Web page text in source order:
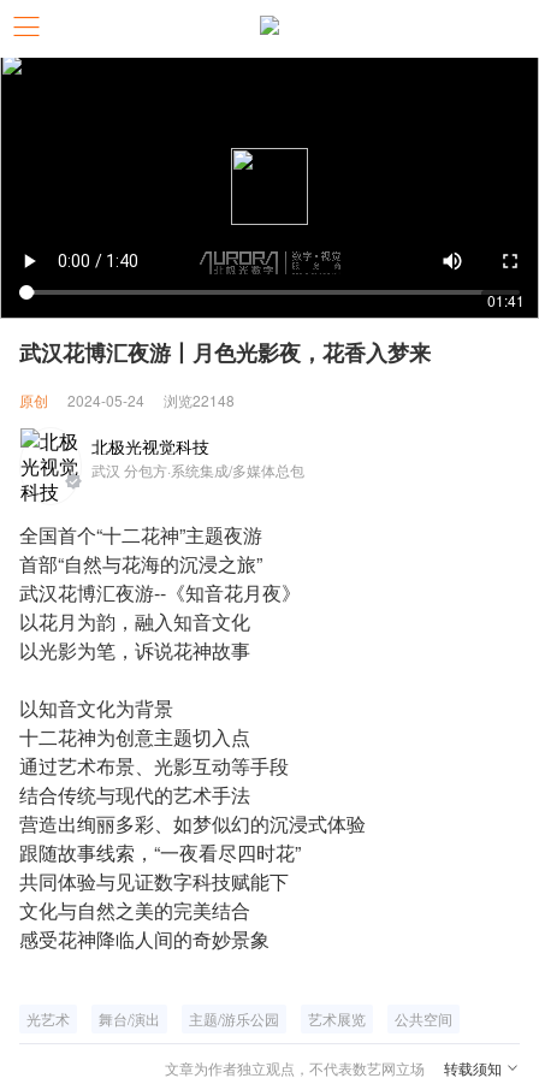
01:41
武汉花博汇夜游丨月色光影夜，花香入梦来
原创 2024-05-24 浏览22148
北极光视觉科技
武汉 分包方·系统集成/多媒体总包
全国首个“十二花神”主题夜游
首部“自然与花海的沉浸之旅”
武汉花博汇夜游--《知音花月夜》
以花月为韵，融入知音文化
以光影为笔，诉说花神故事
以知音文化为背景
十二花神为创意主题切入点
通过艺术布景、光影互动等手段
结合传统与现代的艺术手法
营造出绚丽多彩、如梦似幻的沉浸式体验
跟随故事线索，“一夜看尽四时花”
共同体验与见证数字科技赋能下
文化与自然之美的完美结合
感受花神降临人间的奇妙景象
光艺术 舞台/演出 主题/游乐公园 艺术展览 公共空间
文章为作者独立观点，不代表数艺网立场 转载须知